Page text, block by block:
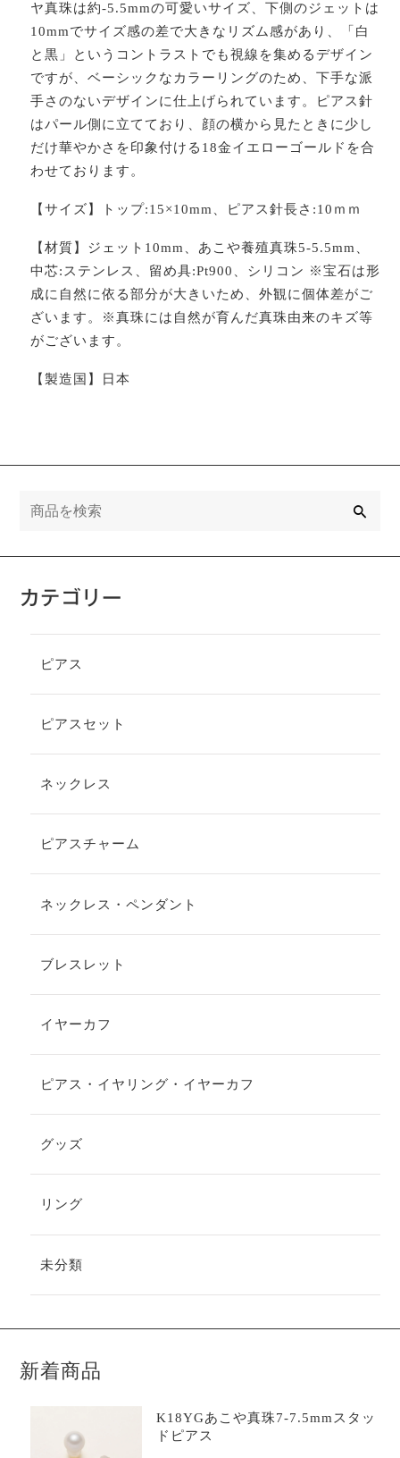
ヤ真珠は約-5.5mmの可愛いサイズ、下側のジェットは
10mmでサイズ感の差で大きなリズム感があり、「白
と黒」というコントラストでも視線を集めるデザイン
ですが、ベーシックなカラーリングのため、下手な派
手さのないデザインに仕上げられています。ピアス針
はパール側に立てており、顔の横から見たときに少し
だけ華やかさを印象付ける18金イエローゴールドを合
わせております。
【サイズ】トップ:15×10mm、ピアス針長さ:10ｍｍ
【材質】ジェット10mm、あこや養殖真珠5-5.5mm、
中芯:ステンレス、留め具:Pt900、シリコン ※宝石は形
成に自然に依る部分が大きいため、外観に個体差がご
ざいます。※真珠には自然が育んだ真珠由来のキズ等
がございます。
【製造国】日本
カテゴリー
ピアス
ピアスセット
ネックレス
ピアスチャーム
ネックレス・ペンダント
ブレスレット
イヤーカフ
ピアス・イヤリング・イヤーカフ
グッズ
リング
未分類
新着商品
K18YGあこや真珠7-7.5mmスタッ
ドピアス